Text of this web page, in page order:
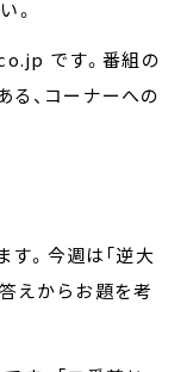
。
です。番組の
る、コーナーへの
。今週は「逆大
えからお題を考